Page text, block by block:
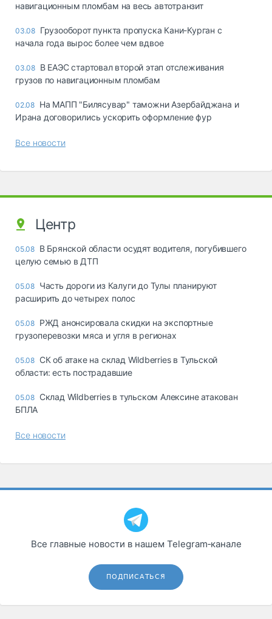
навигационным пломбам на весь автотранзит
03.08 Грузооборот пункта пропуска Кани-Курган с
начала года вырос более чем вдвое
03.08 В ЕАЭС стартовал второй этап отслеживания
грузов по навигационным пломбам
02.08 На МАПП "Билясувар" таможни Азербайджана и
Ирана договорились ускорить оформление фур
Все новости
Центр
05.08 В Брянской области осудят водителя, погубившего
целую семью в ДТП
05.08 Часть дороги из Калуги до Тулы планируют
расширить до четырех полос
05.08 РЖД анонсировала скидки на экспортные
грузоперевозки мяса и угля в регионах
05.08 СК об атаке на склад Wildberries в Тульской
области: есть пострадавшие
05.08 Склад Wildberries в тульском Алексине атакован
БПЛА
Все новости
Все главные новости в нашем Telegram‑канале
ПОДПИСАТЬСЯ